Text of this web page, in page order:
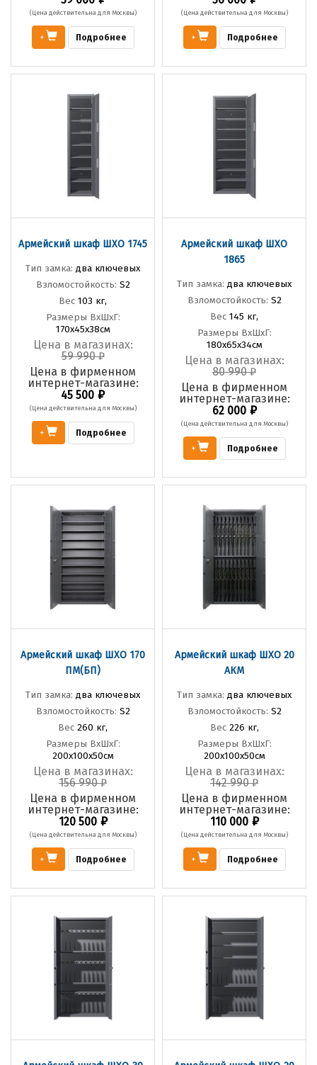
(Цена действительна для Москвы)
+ Подробнее
(Цена действительна для Москвы)
+ Подробнее
Армейский шкаф ШХО 1745
Тип замка: два ключевых
Взломостойкость: S2
Вес 103 кг,
Размеры ВхШхГ:
170х45х38см
Цена в магазинах:
59 990₽
Цена в фирменном
интернет-магазине:
45 500 ₽
(Цена действительна для Москвы)
+ Подробнее
Армейский шкаф ШХО
1865
Тип замка: два ключевых
Взломостойкость: S2
Вес 145 кг,
Размеры ВхШхГ:
180х65х34см
Цена в магазинах:
80 990₽
Цена в фирменном
интернет-магазине:
62 000₽
(Цена действительна для Москвы)
+ Подробнее
Армейский шкаф ШХО 170
ПМ(БП)
Тип замка: два ключевых
Взломостойкость: S2
Вес 260 кг,
Размеры ВхШхГ:
200х100х50см
Цена в магазинах:
156 990₽
Цена в фирменном
интернет-магазине:
120 500₽
(Цена действительна для Москвы)
+ Подробнее
Армейский шкаф ШХО 20
АКМ
Тип замка: два ключевых
Взломостойкость: S2
Вес 226 кг,
Размеры ВхШхГ:
200х100х50см
Цена в магазинах:
142 990₽
Цена в фирменном
интернет-магазине:
110 000₽
(Цена действительна для Москвы)
+ Подробнее